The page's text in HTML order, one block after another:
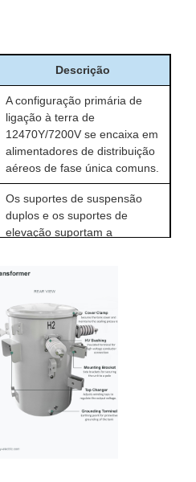
Descrição
A configuração primária de
ligação à terra de
12470Y/7200V se encaixa em
alimentadores de distribuição
aéreos de fase única comuns.
Os suportes de suspensão
duplos e os suportes de
elevação suportam a
Buscas de porcelana HV
processadas em molho com
ligação de buchas de suporte
de ligação de suporte de
terminação de linha aérea.
Três terminais secundários
ligação de serviço de 120/240